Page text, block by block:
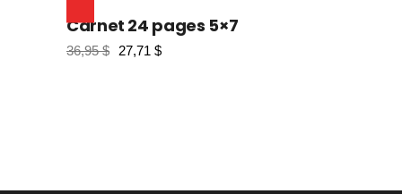
Carnet 24 pages 5×7
36,95$ 27,71 $